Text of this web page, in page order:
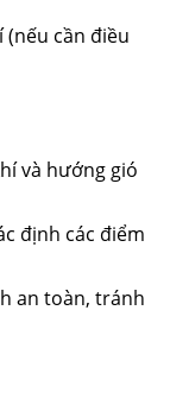
cần điều
và hướng gió
định các điểm
an toàn, tránh